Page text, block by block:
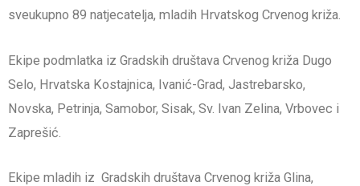
sveukupno 89 natjecatelja, mladih Hrvatskog Crvenog križa.
Ekipe podmlatka iz Gradskih društava Crvenog križa Dugo
Selo, Hrvatska Kostajnica, Ivanić-Grad, Jastrebarsko,
Novska, Petrinja, Samobor, Sisak, Sv. Ivan Zelina, Vrbovec i
Zaprešić.
Ekipe mladih iz Gradskih društava Crvenog križa Glina,